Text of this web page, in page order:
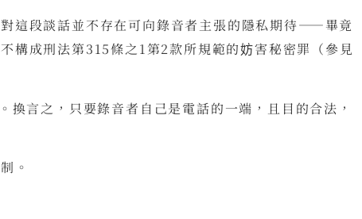
這段談話並不存在可向錄音者主張的隱私期待——畢竟
構成刑法第315條之1第2款所規範的妨害秘密罪（參見
言之，只要錄音者自己是電話的一端，且目的合法，
。